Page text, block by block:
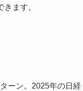
ます。
ーン。2025年の日経